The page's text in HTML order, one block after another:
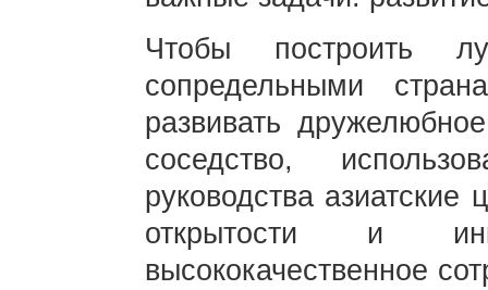
Чтобы построить
сопредельными
развивать
соседство,
руководства азиатские
открытости и
высококачественное